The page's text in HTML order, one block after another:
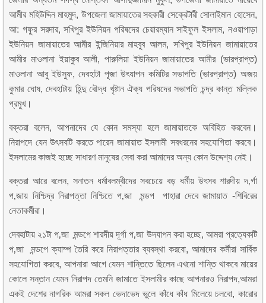
আমীর মহিউদ্দিন মাহমুদ, উপজেলা জামায়াতের সহকারী সেক্রেটারী সোলাইমান হোসেন,
আ: গফুর সরদার, সখিপুর ইউনিয়ন পরিষদের চেয়ারম্যান সাইফুল ইসলাম, নওয়াপাড়া
ইউনিয়ন জামায়াতের আমীর ইন্জিনিয়ার মাহবুব আলম, সখিপুর ইউনিয়ন জামায়াতের
আমীর মাওলানা ইয়াকুব আলী, পারুলিয়া ইউনিয়ন জামায়াতের আমীর (ভারপ্রাপ্ত)
মাওলানা আবু ইউসুফ, দেবহাটা পূজা উৎযাপন কমিটির সভাপতি (ভারপ্রাপ্ত) অজয়
কুমার ঘোষ, দেবহাটায় হিন্দু বৌদ্ধ খৃষ্টান ঐক্য পরিষদের সভাপতি চন্দ্র কান্ত মল্লিক
প্রমুখ।
বক্তরা বলেন, আপনাদের যে কোন সমস্যা হলে জামায়াতকে অবিহিত করবেন।
নিরাপদে যেন উৎসবটি করতে পারেন জামায়াত ইসলামী সবধরনের সহযোগিতা করবে।
ইসলামের কাজই হচ্ছে সাধারণ মানুষের সেবা করা আমাদের অন্য কোন উদ্দেশ্য নেই।
বক্তরা আরে বলেন, সনাতন ধর্মাবলম্বীদের সবচেয়ে বড় ধর্মীয় উৎসব শারদীয় দ‚র্গা
প‚জায় নিশ্চিদ্র নিরাপত্তা নিশ্চিতে প‚জা মন্ডপ পাহারা দেবে জামায়াত -শিবিরের
নেতাকর্মীরা।
দেবহাটায় ২১টা প‚জা মন্ডপে শারদীয় দূর্গা প‚জা উদযাপন করা হচ্ছে, আমরা প্রত্যেকটি
প‚জা মন্ডপে ক্যাম্প তৈরি করে নিরাপত্তার ব্যবস্থা করবো, আমাদের কর্মীরা সার্বিক
সহযোগিতা করবে, আপনারা আগে যেমন শান্তিতে ছিলেন এখনো শান্তি থাকবে মায়ের
কোলে সন্তান যেমন নিরাপদ তেমনি জামাতে ইসলামীর কাছে আপনারও নিরাপদ,আমরা
একই দেশের নাগরিক আমরা সকল ভেদাভেদ ভুলে কাঁধে কাঁধ মিলেয়ে চলবো, কারোর